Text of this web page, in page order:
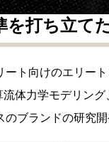
を打ち立て
ト向けのエリー
体力学モデリン
ブランドの研究開